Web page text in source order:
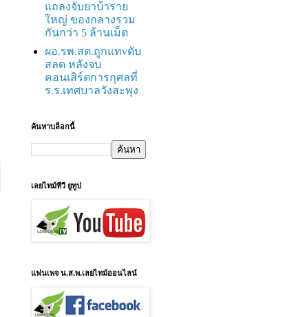
แถลงจับยาบ้าราย
ใหญ่ ของกลางรวม
กันกว่า 5 ล้านเม็ด
ผอ.รพ.สต.ถูกแทvดับ
สลด หลังจบ
คอนเสิร์ตการกุศลที่
ร.ร.เทศบาลวังสะพุง
ค้นหาบล็อกนี้
เลยไทม์ทีวี ยูทูป
แฟนเพจ น.ส.พ.เลยไทม์ออนไลน์